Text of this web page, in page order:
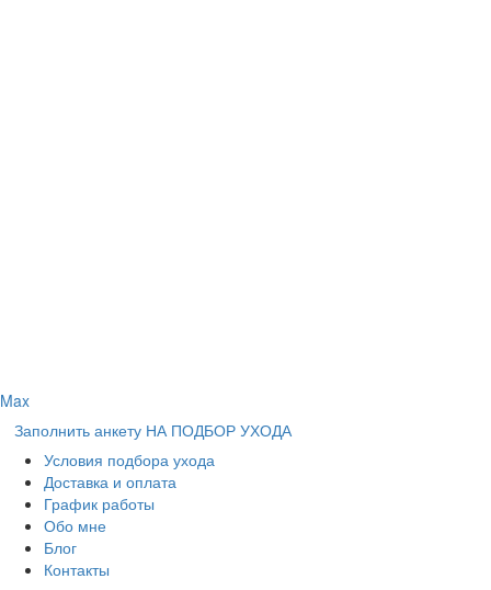
Max
Заполнить анкету НА ПОДБОР УХОДА
Условия подбора ухода
Доставка и оплата
График работы
Обо мне
Блог
Контакты